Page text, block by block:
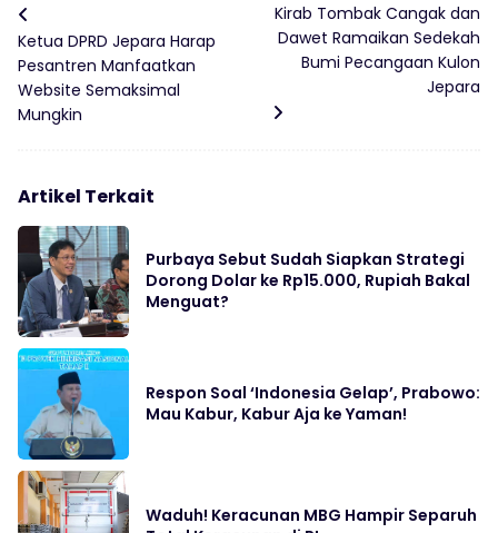
Ketua DPRD Jepara Harap
Pesantren Manfaatkan
Website Semaksimal
Mungkin
Kirab Tombak Cangak dan
Dawet Ramaikan Sedekah
Bumi Pecangaan Kulon
Jepara
Artikel Terkait
Purbaya Sebut Sudah Siapkan Strategi
Dorong Dolar ke Rp15.000, Rupiah Bakal
Menguat?
Respon Soal ‘Indonesia Gelap’, Prabowo:
Mau Kabur, Kabur Aja ke Yaman!
Waduh! Keracunan MBG Hampir Separuh